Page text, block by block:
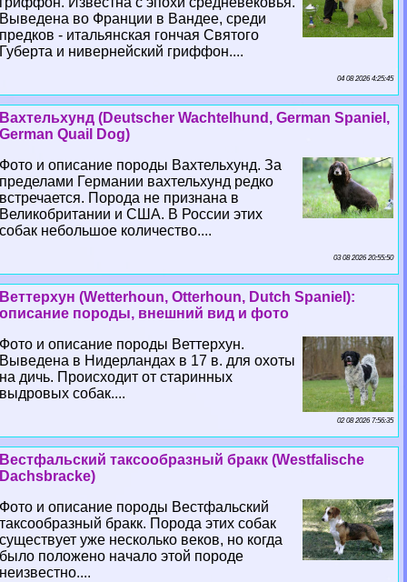
Выведена во Франции в Вандее, среди
предков - итальянская гончая Святого
Губерта и нивернейский гриффон....
04 08 2026 4:25:45
Вахтельхунд (Deutscher Wachtelhund, German Spaniel,
German Quail Dog)
Фото и описание породы Вахтельхунд. За
пределами Германии вахтельхунд редко
встречается. Порода не признана в
Великобритании и США. В России этих
собак небольшое количество....
03 08 2026 20:55:50
Веттерхун (Wetterhoun, Otterhoun, Dutch Spaniel):
описание породы, внешний вид и фото
Фото и описание породы Веттерхун.
Выведена в Нидерландах в 17 в. для охоты
на дичь. Происходит от старинных
выдровых собак....
02 08 2026 7:56:35
Вестфальский таксообразный бpaкк (Westfalische
Dachsbracke)
Фото и описание породы Вестфальский
таксообразный бpaкк. Порода этих собак
существует уже несколько веков, но когда
было положено начало этой породе
неизвестно....